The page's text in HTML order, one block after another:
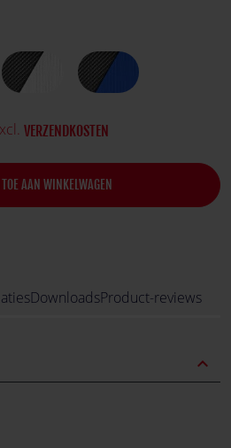
VERZENDKOSTEN
AAN WINKELWAGEN
DownloadsProduct-reviews
expand_less